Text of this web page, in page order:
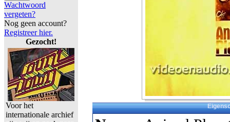
Wachtwoord
vergeten?
Nog geen account?
Registreer hier.
Gezocht!
Voor het
internationale archief